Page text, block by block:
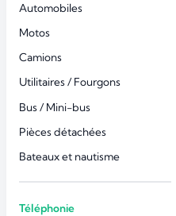
Automobiles
Motos
Camions
Utilitaires / Fourgons
Bus / Mini-bus
Pièces détachées
Bateaux et nautisme
Téléphonie